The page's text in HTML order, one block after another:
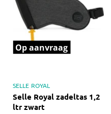
Op aanvraag
SELLE ROYAL
Selle Royal zadeltas 1,2
ltr zwart